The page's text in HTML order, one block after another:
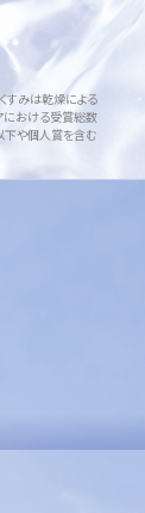
すみは乾燥による
における受賞総数
や個人賞を含む